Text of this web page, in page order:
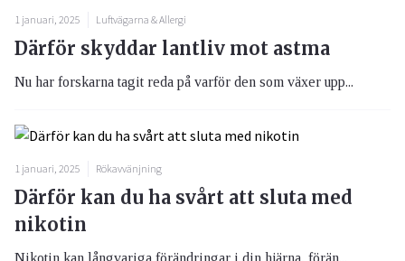
1 januari, 2025 Luftvägarna & Allergi
Därför skyddar lantliv mot astma
Nu har forskarna tagit reda på varför den som växer upp...
1 januari, 2025 Rökavvänjning
Därför kan du ha svårt att sluta med
nikotin
Nikotin kan långvariga förändringar i din hjärna, förän...